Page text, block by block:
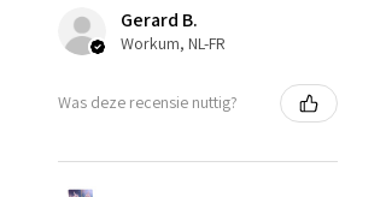
Gerard B.
Workum, NL-FR
Was deze recensie nuttig?